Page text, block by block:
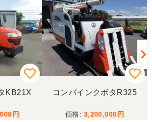
世話になりました。また、機会があれば
願いします。
ウスケ
き取りまでスムーズでした。ありがとう
た。
に対して、素早く対応していただき感謝
KB21X
コンバインクボタR325
3,200,000